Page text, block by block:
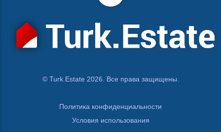
© Turk.Estate 2026. Все права защищены.
Политика конфиденциальности
Условия использования